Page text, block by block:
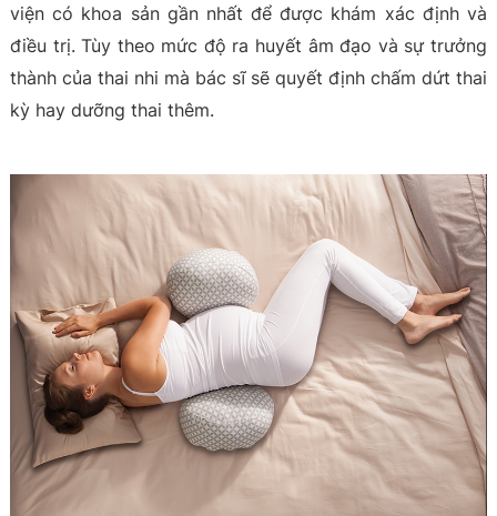
viện có khoa sản gần nhất để được khám xác định và
điều trị. Tùy theo mức độ ra huyết âm đạo và sự trưởng
thành của thai nhi mà bác sĩ sẽ quyết định chấm dứt thai
kỳ hay dưỡng thai thêm.